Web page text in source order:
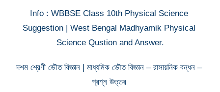
Info : WBBSE Class 10th Physical Science
Suggestion | West Bengal Madhyamik Physical
Science Qustion and Answer.
দশম শ্রেণী ভৌত বিজ্ঞান | মাধ্যমিক ভৌত বিজ্ঞান – রাসায়নিক বন্ধন –
প্রশ্ন উত্তর